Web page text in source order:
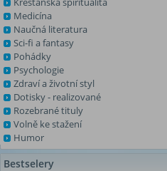
Medicína
Naučná literatura
Sci-fi a fantasy
Pohádky
Psychologie
Zdraví a životní styl
Dotisky - realizované
Rozebrané tituly
Volně ke stažení
Humor
Bestselery